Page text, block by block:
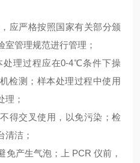
应严格按照国家有关部分颁
管理规范进行管理；
处理过程应在0-4℃条件下操
检测；样本处理过程中使用
理；
得交叉使用，以免污染；检
清洁；
免产生气泡；上 PCR 仪前，